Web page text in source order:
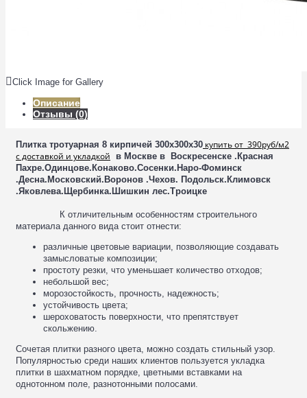
Click Image for Gallery
Описание
Отзывы (0)
Плитка тротуарная 8 кирпичей 300х300х30 купить от 390руб/м2
с доставкой и укладкой в Москве в Воскресенске .Красная
Пахре.Одинцове.Конаково.Сосенки.Наро-Фоминск
.Десна.Московский.Воронов .Чехов. Подольск.Климовск
.Яковлева.Щербинка.Шишкин лес.Троицке
К отличительным особенностям строительного
материала данного вида стоит отнести:
различные цветовые вариации, позволяющие создавать
замысловатые композиции;
простоту резки, что уменьшает количество отходов;
небольшой вес;
морозостойкость, прочность, надежность;
устойчивость цвета;
шероховатость поверхности, что препятствует
скольжению.
Сочетая плитки разного цвета, можно создать стильный узор.
Популярностью среди наших клиентов пользуется укладка
плитки в шахматном порядке, цветными вставками на
однотонном поле, разнотонными полосами.